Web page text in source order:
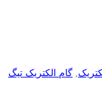
, گام الکتریک تیگ